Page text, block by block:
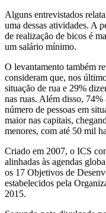
Alguns entrevistados
uma dessas atividades. A
de realização de bicos é
um salário mínimo.
O levantamento também
consideram que, nos
situação de rua e 29%
nas ruas. Além disso,
número de pessoas em
maior nas capitais,
menores, com até 50 mil
Criado em 2007, o ICS
alinhadas às agendas
os 17 Objetivos de
estabelecidos pela
2015.